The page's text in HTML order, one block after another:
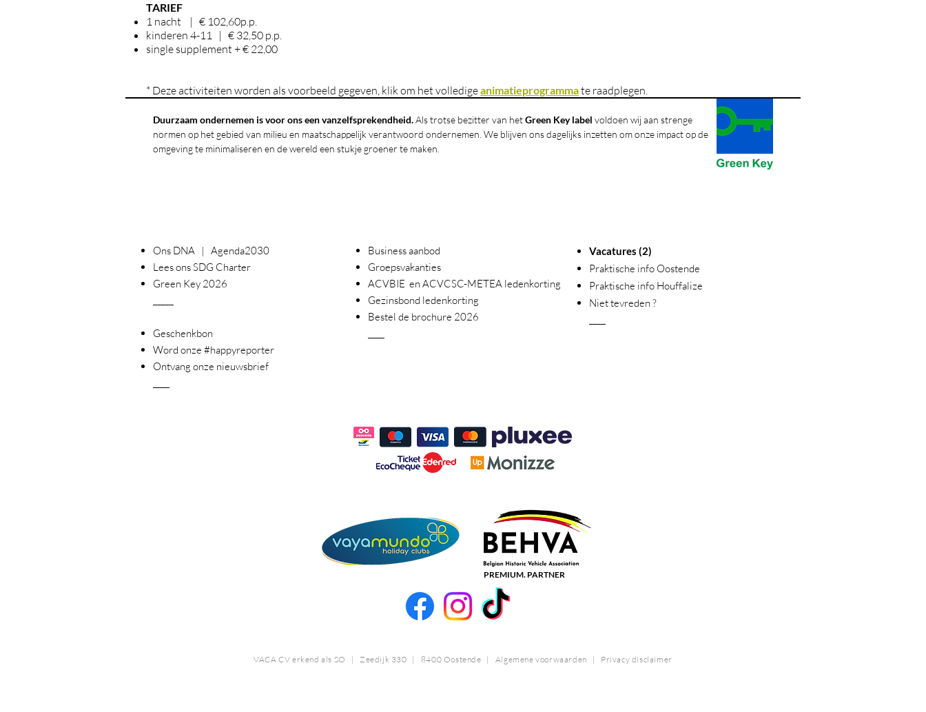
TARIEF
1 nacht | € 102,60p.p.
kinderen 4-11 | € 32,50 p.p.
single supplement + € 22,00
​* Deze activiteiten worden als voorbeeld gegeven, klik om het volledigeanimatieprogrammate raadplegen.
Duurzaam ondernemen is voor ons een vanzelfsprekendheid.Als trotse bezitter van hetGreen Key label voldoen wij aan strenge
normen op het gebied van milieu en maatschappelijk verantwoord ondernemen. We blijven ons dagelijks inzetten om onze impact op de
omgeving te minimaliseren en de wereld een stukje groener te maken.
Ons DNA | Agenda2030
Lees ons SDG Charter
Green Key 2026
Geschenkbon
Word onze #happyreporter
Ontvang onze nieuwsbrief
Business aanbod
Groepsvakanties
ACVBIE en ACVCSC-METEA ledenkorting
Gezinsbond ledenkorting
Bestel de brochure 2026
Vacatures (2)
Praktische info Oostende
Praktische info Houffalize
Niet tevreden ?
PREMIUM. PARTNER
VACA CV erkend als SO | Zeedijk 330 | 8400 Oostende | Algemene voorwaarden | Privacy disclaimer